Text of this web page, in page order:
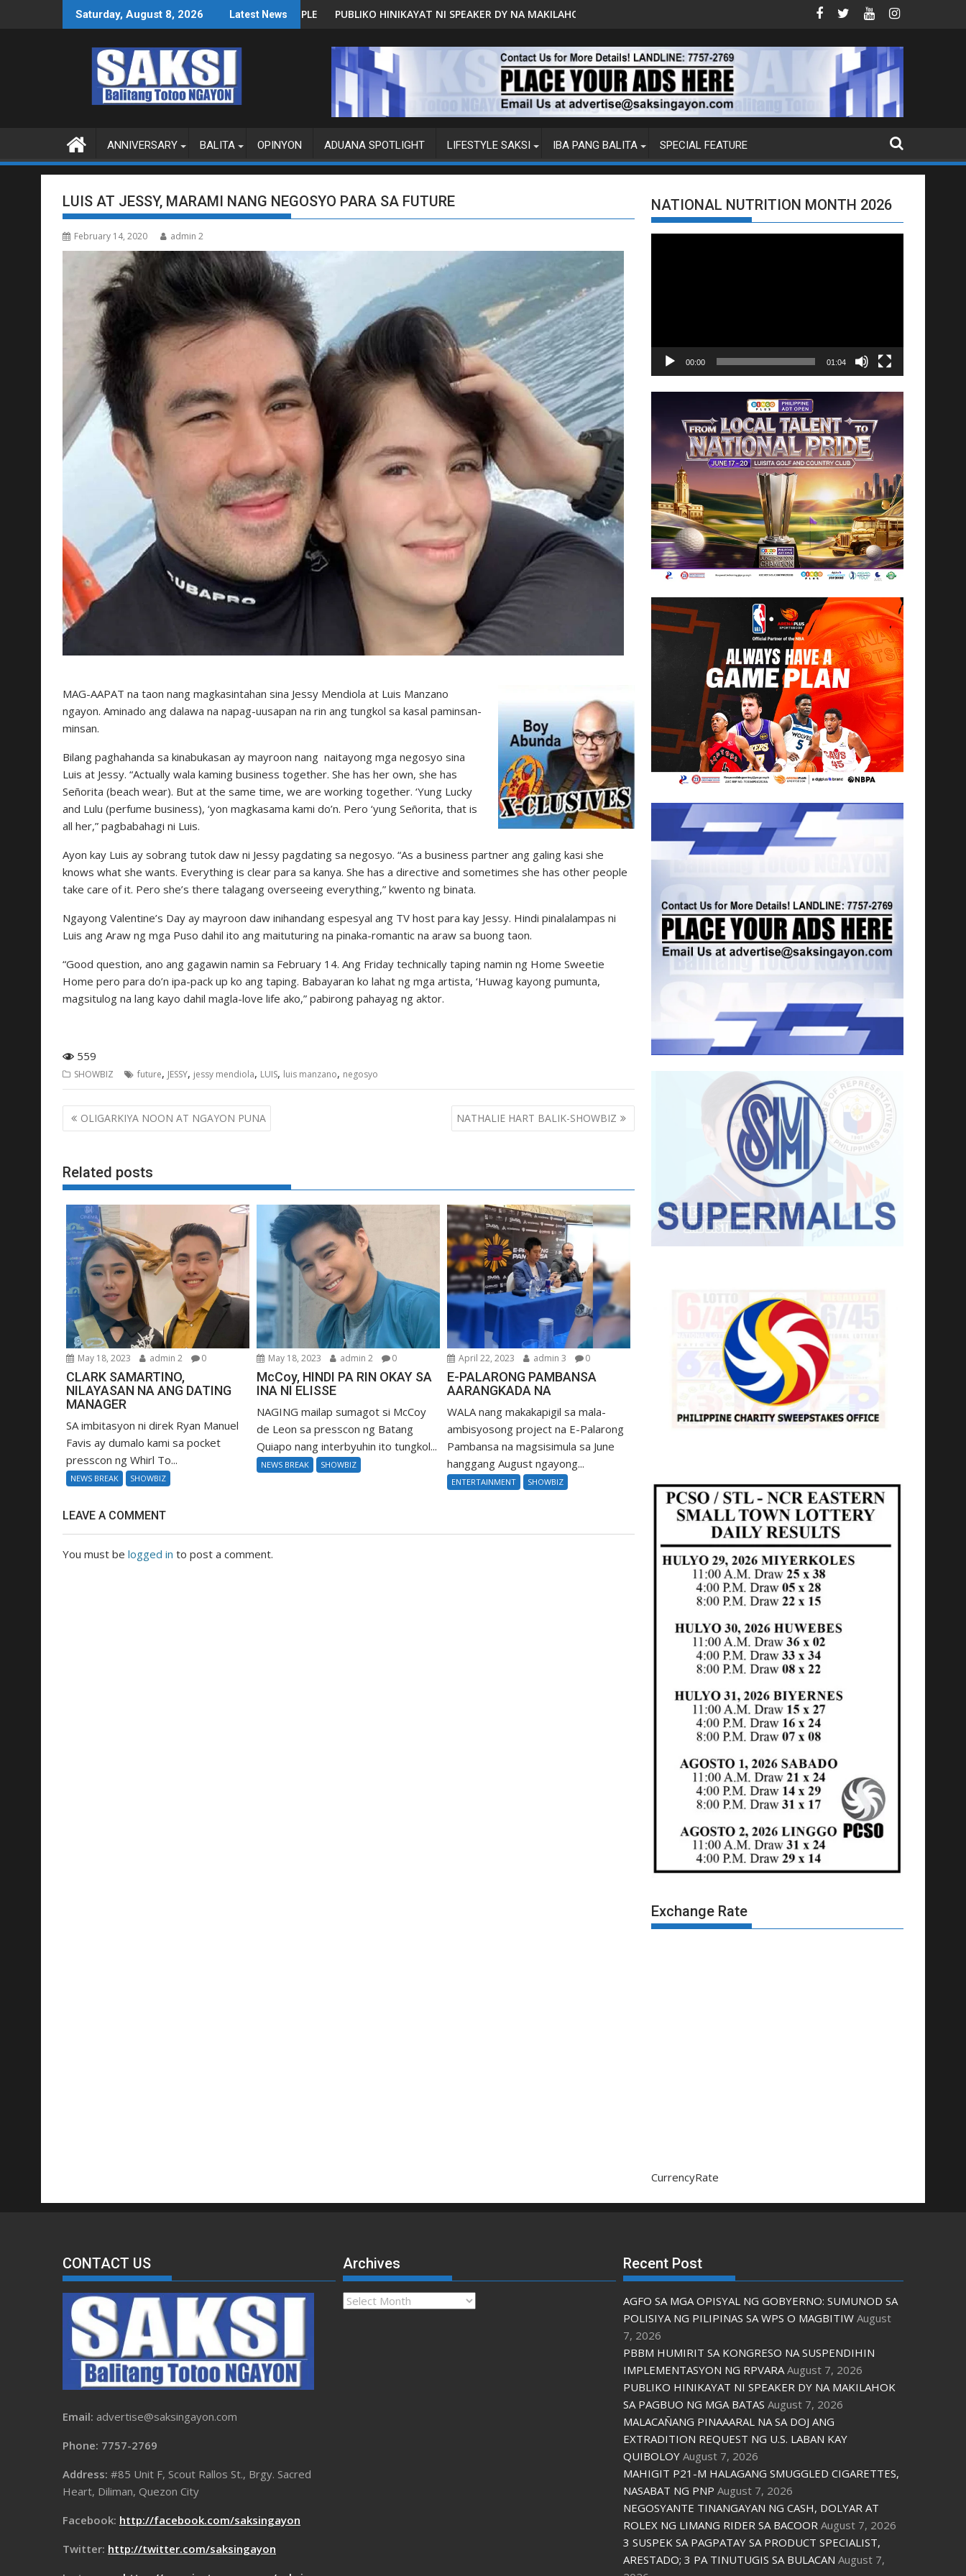
Saturday, August 8, 2026 Latest News
SA WPS O MAGBITIW
KONGRESO NA SUSPENDIHIN IMPLEMENTASYON NG RPVARAPUBLIKO HINIKAYAT NI SPEAKER DY NA MAKILAHOK SA PAGBUO NG MGA BATASMALACAÑANG PINAAARAL NA SA DOJ ANG EXTRADITION REQUEST NG U.S. LABAN KAY QUIBOLOY
MAHIGIT P21-M HALAGANG
ANNIVERSARY BALITA OPINYON ADUANA SPOTLIGHT LIFESTYLE SAKSI IBA PANG BALITA SPECIAL FEATURE
LUIS AT JESSY, MARAMI NANG NEGOSYO PARA SA FUTURE
February 14, 2020 admin 2
MAG-AAPAT na taon nang magkasintahan sina Jessy Mendiola at Luis Manzano
ngayon. Aminado ang dalawa na napag-uusapan na rin ang tungkol sa kasal paminsan-
minsan.
Bilang paghahanda sa kinabukasan ay mayroon nang naitayong mga negosyo sina
Luis at Jessy. “Actually wala kaming business together. She has her own, she has
Señorita (beach wear). But at the same time, we are working together. ‘Yung Lucky
and Lulu (perfume business), ‘yon magkasama kami do’n. Pero ‘yung Señorita, that is
all her,” pagbabahagi ni Luis.
Ayon kay Luis ay sobrang tutok daw ni Jessy pagdating sa negosyo. “As a business partner ang galing kasi she
knows what she wants. Everything is clear para sa kanya. She has a directive and sometimes she has other people
take care of it. Pero she’s there talagang overseeing everything,” kwento ng binata.
Ngayong Valentine’s Day ay mayroon daw inihandang espesyal ang TV host para kay Jessy. Hindi pinalalampas ni
Luis ang Araw ng mga Puso dahil ito ang maituturing na pinaka-romantic na araw sa buong taon.
“Good question, ano ang gagawin namin sa February 14. Ang Friday technically taping namin ng Home Sweetie
Home pero para do’n ipa-pack up ko ang taping. Babayaran ko lahat ng mga artista, ‘Huwag kayong pumunta,
magsitulog na lang kayo dahil magla-love life ako,” pabirong pahayag ng aktor.
559
SHOWBIZ future, JESSY, jessy mendiola, LUIS, luis manzano, negosyo
Post
navigation
OLIGARKIYA NOON AT NGAYON PUNA NATHALIE HART BALIK-SHOWBIZ
Related posts
May 18, 2023 admin 2 0
CLARK SAMARTINO,
NILAYASAN NA ANG DATING
MANAGER
SA imbitasyon ni direk Ryan Manuel
Favis ay dumalo kami sa pocket
presscon ng Whirl To...
NEWS BREAK SHOWBIZ
May 18, 2023 admin 2 0
McCoy, HINDI PA RIN OKAY SA
INA NI ELISSE
NAGING mailap sumagot si McCoy
de Leon sa presscon ng Batang
Quiapo nang interbyuhin ito tungkol...
NEWS BREAK SHOWBIZ
April 22, 2023 admin 3 0
E-PALARONG PAMBANSA
AARANGKADA NA
WALA nang makakapigil sa mala-
ambisyosong project na E-Palarong
Pambansa na magsisimula sa June
hanggang August ngayong...
ENTERTAINMENT SHOWBIZ
LEAVE A COMMENT
You must be logged in to post a comment.
NATIONAL NUTRITION MONTH 2026
00:00 01:04
Exchange Rate
CurrencyRate
CONTACT US
Email: advertise@saksingayon.com
Phone: 7757-2769
Address: #85 Unit F, Scout Rallos St., Brgy. Sacred
Heart, Diliman, Quezon City
Facebook: http://facebook.com/saksingayon
Twitter: http://twitter.com/saksingayon
Archives
Archives
Recent Post
AGFO SA MGA OPISYAL NG GOBYERNO: SUMUNOD SA
POLISIYA NG PILIPINAS SA WPS O MAGBITIW August
7, 2026
PBBM HUMIRIT SA KONGRESO NA SUSPENDIHIN
IMPLEMENTASYON NG RPVARA August 7, 2026
PUBLIKO HINIKAYAT NI SPEAKER DY NA MAKILAHOK
SA PAGBUO NG MGA BATAS August 7, 2026
MALACAÑANG PINAAARAL NA SA DOJ ANG
EXTRADITION REQUEST NG U.S. LABAN KAY
QUIBOLOY August 7, 2026
MAHIGIT P21-M HALAGANG SMUGGLED CIGARETTES,
NASABAT NG PNP August 7, 2026
NEGOSYANTE TINANGAYAN NG CASH, DOLYAR AT
ROLEX NG LIMANG RIDER SA BACOOR August 7, 2026
3 SUSPEK SA PAGPATAY SA PRODUCT SPECIALIST,
ARESTADO; 3 PA TINUTUGIS SA BULACAN August 7,